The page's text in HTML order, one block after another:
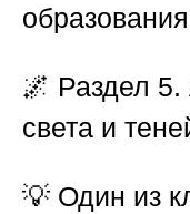
🌌 Раздел 5.
света и
💡 Один из